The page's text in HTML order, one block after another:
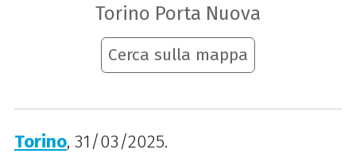
Torino Porta Nuova
Cerca sulla mappa
Torino, 31/03/2025.